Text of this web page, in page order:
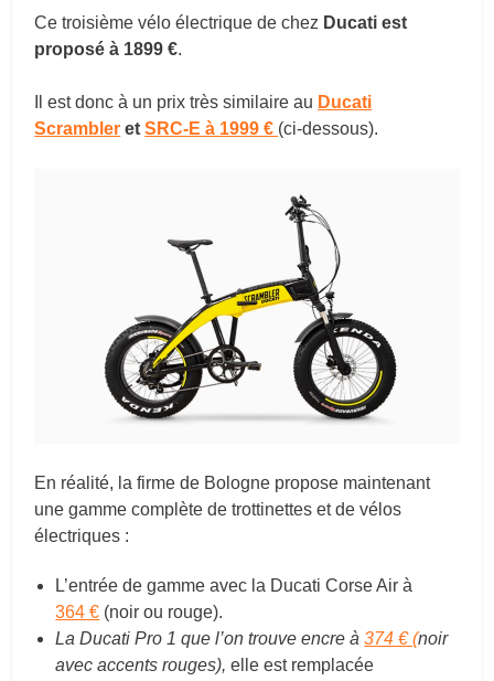
Ce troisième vélo électrique de chez Ducati est
proposé à 1899 €.
Il est donc à un prix très similaire au Ducati
Scrambler etSRC-E à 1999 € (ci-dessous).
En réalité, la firme de Bologne propose maintenant
une gamme complète de trottinettes et de vélos
électriques :
L’entrée de gamme avec la Ducati Corse Air à
364 € (noir ou rouge).
La Ducati Pro 1 que l’on trouve encre à374 € (noir
avec accents rouges),elle est remplacée